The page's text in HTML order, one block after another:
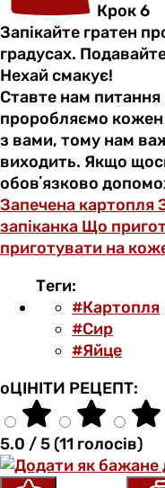
Крок 6
Запікайте гратен
градусах.
Нехай смакує!
Ставте нам
проробляємо кожен
з вами, тому нам
виходить. Якщо
обовʼязково
Запечена картопля
запіканка Що
приготувати на
Теги:
#Картопля
#Сир
#Яйце
оЦІНІТИ РЕЦЕПТ:
5.0 / 5 (11 голосів)